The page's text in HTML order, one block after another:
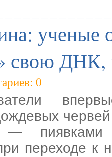
ученые
свою
0
— пиявками
переходе к